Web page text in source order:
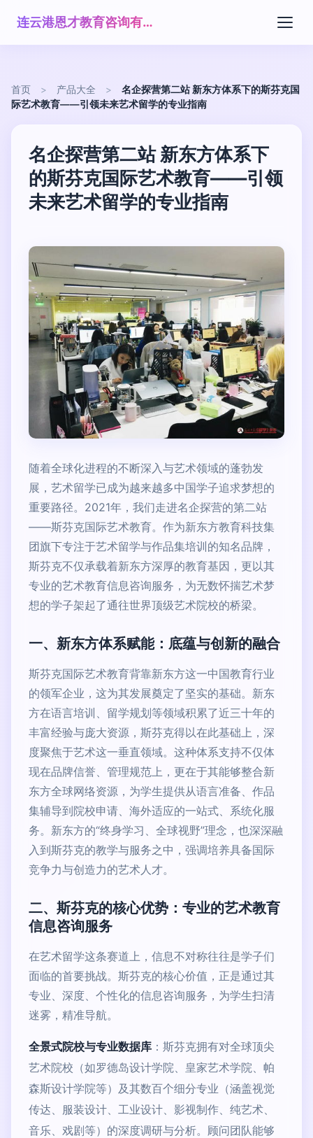
连云港恩才教育咨询有限公司
首页 > 产品大全 >
名企探营第二站 新东方体系下的斯芬克国
际艺术教育——引领未来艺术留学的专业指南
名企探营第二站 新东方体系下
的斯芬克国际艺术教育——引领
未来艺术留学的专业指南
随着全球化进程的不断深入与艺术领域的蓬勃发
展，艺术留学已成为越来越多中国学子追求梦想的
重要路径。2021年，我们走进名企探营的第二站
——斯芬克国际艺术教育。作为新东方教育科技集
团旗下专注于艺术留学与作品集培训的知名品牌，
斯芬克不仅承载着新东方深厚的教育基因，更以其
专业的艺术教育信息咨询服务，为无数怀揣艺术梦
想的学子架起了通往世界顶级艺术院校的桥梁。
一、新东方体系赋能：底蕴与创新的融合
斯芬克国际艺术教育背靠新东方这一中国教育行业
的领军企业，这为其发展奠定了坚实的基础。新东
方在语言培训、留学规划等领域积累了近三十年的
丰富经验与庞大资源，斯芬克得以在此基础上，深
度聚焦于艺术这一垂直领域。这种体系支持不仅体
现在品牌信誉、管理规范上，更在于其能够整合新
东方全球网络资源，为学生提供从语言准备、作品
集辅导到院校申请、海外适应的一站式、系统化服
务。新东方的“终身学习、全球视野”理念，也深深融
入到斯芬克的教学与服务之中，强调培养具备国际
竞争力与创造力的艺术人才。
二、斯芬克的核心优势：专业的艺术教育
信息咨询服务
在艺术留学这条赛道上，信息不对称往往是学子们
面临的首要挑战。斯芬克的核心价值，正是通过其
专业、深度、个性化的信息咨询服务，为学生扫清
迷雾，精准导航。
全景式院校与专业数据库 ：斯芬克拥有对全球顶尖
艺术院校（如罗德岛设计学院、皇家艺术学院、帕
森斯设计学院等）及其数百个细分专业（涵盖视觉
传达、服装设计、工业设计、影视制作、纯艺术、
音乐、戏剧等）的深度调研与分析。顾问团队能够